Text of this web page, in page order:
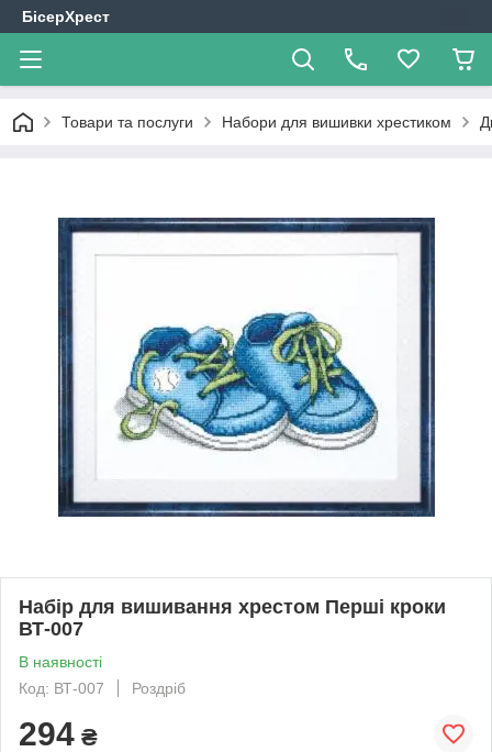
БісерХрест
Товари та послуги Набори для вишивки хрестиком
Набір для вишивання хрестом Перші кроки
ВТ-007
В наявності
Код: ВТ-007
Роздріб
294 ₴